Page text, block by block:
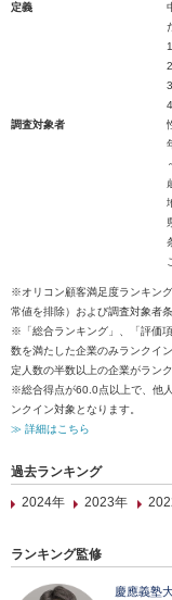
定義
調査対象者
※オリコン顧客満足度ランキン
常値を排除）および調査対象者
※「総合ランキング」、「評価
数を満たした企業のみランクイ
定人数の半数以上の企業がラン
※総合得点が60.0点以上で、他
ンクイン対象となります。
≫ 詳細はこちら
過去ランキング
2024年
2023年
ランキング監修
慶應義塾